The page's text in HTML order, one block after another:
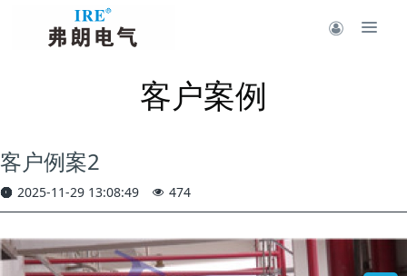
客户案例
客户例案2
2025-11-29 13:08:49 474